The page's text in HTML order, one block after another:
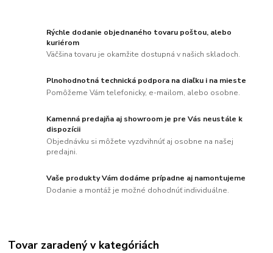
Rýchle dodanie objednaného tovaru poštou, alebo
kuriérom
Väčšina tovaru je okamžite dostupná v našich skladoch.
Plnohodnotná technická podpora na diaľku i na mieste
Pomôžeme Vám telefonicky, e-mailom, alebo osobne.
Kamenná predajňa aj showroom je pre Vás neustále k
dispozícii
Objednávku si môžete vyzdvihnúť aj osobne na našej
predajni.
Vaše produkty Vám dodáme prípadne aj namontujeme
Dodanie a montáž je možné dohodnúť individuálne.
Tovar zaradený v kategóriách